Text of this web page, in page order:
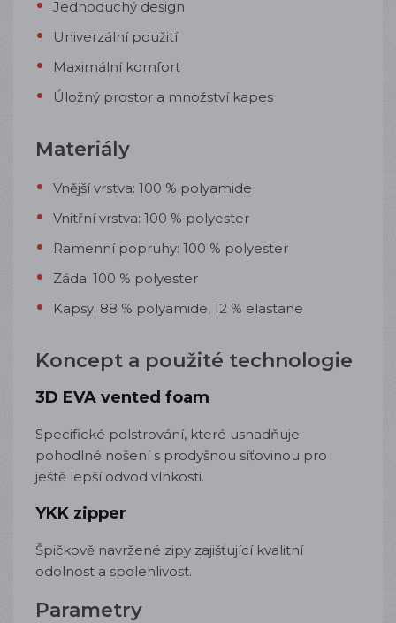
Jednoduchý design
Univerzální použití
Maximální komfort
Úložný prostor a množství kapes
Materiály
Vnější vrstva: 100 % polyamide
Vnitřní vrstva: 100 % polyester
Ramenní popruhy: 100 % polyester
Záda: 100 % polyester
Kapsy: 88 % polyamide, 12 % elastane
Koncept a použité technologie
3D EVA vented foam
Specifické polstrování, které usnadňuje
pohodlné nošení s prodyšnou síťovinou pro
ještě lepší odvod vlhkosti.
YKK zipper
Špičkově navržené zipy zajišťující kvalitní
odolnost a spolehlivost.
Parametry